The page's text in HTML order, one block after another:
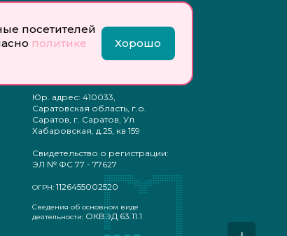
посетителей
политике
Хорошо
ответственностью
«Профобразование»
Главный редактор: Богатырева
Юр. адрес: 410033,
Саратовская область, г.о.
Саратов, г. Саратов, Ул
Хабаровская, д.25, кв 159
Свидетельство о регистрации:
ЭЛ № ФС 77 - 77627
ОГРН: 1126455002520
Сведения об основном виде
деятельности: ОКВЭД 63.11.1